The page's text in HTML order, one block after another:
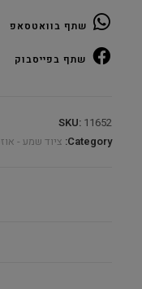
שתף בוואטסאפ
שתף בפייסבוק
SKU: 11652
Category: ציוד שמע -